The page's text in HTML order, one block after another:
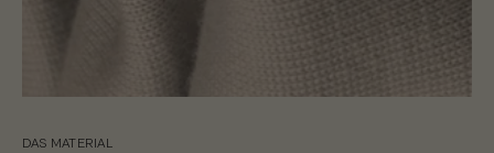
DAS MATERIAL